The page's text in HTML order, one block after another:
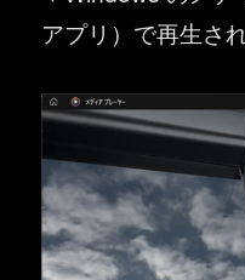
アプリ）で再生さ